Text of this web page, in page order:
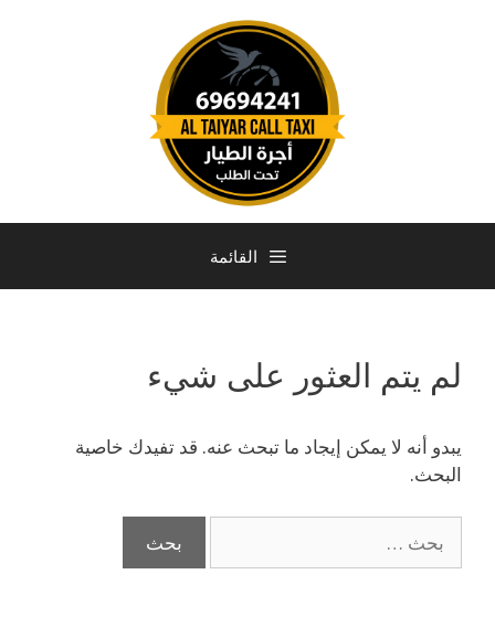
القائمة
لم يتم العثور على شيء
يبدو أنه لا يمكن إيجاد ما تبحث عنه. قد تفيدك خاصية
البحث.